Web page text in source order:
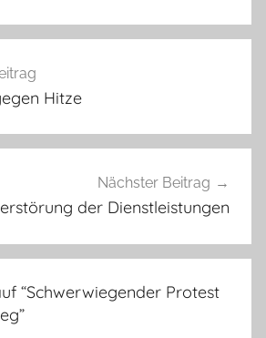
Hitze
Nächster Beitrag
der Dienstleistungen
“Schwerwiegender Protest
”